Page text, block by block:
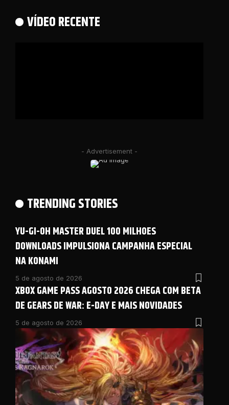
VÍDEO RECENTE
- Advertisement -
TRENDING STORIES
YU-GI-OH MASTER DUEL 100 MILHOES
DOWNLOADS IMPULSIONA CAMPANHA ESPECIAL
NA KONAMI
5 de agosto de 2026
XBOX GAME PASS AGOSTO 2026 CHEGA COM BETA
DE GEARS DE WAR: E-DAY E MAIS NOVIDADES
5 de agosto de 2026